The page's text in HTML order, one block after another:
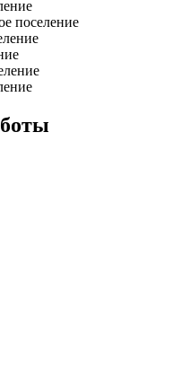
поселение